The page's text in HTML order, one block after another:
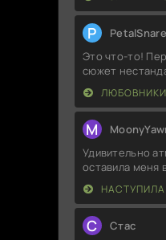
P PetalSnare
Это что-то!
сюжет
ЛЮБОВНИКИ
M
Удивительно
оставила меня
С Стас